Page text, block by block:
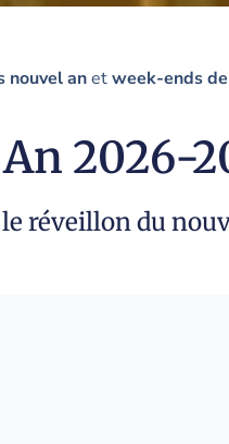
nouvel anetweek-ends de
2026-
réveillon du